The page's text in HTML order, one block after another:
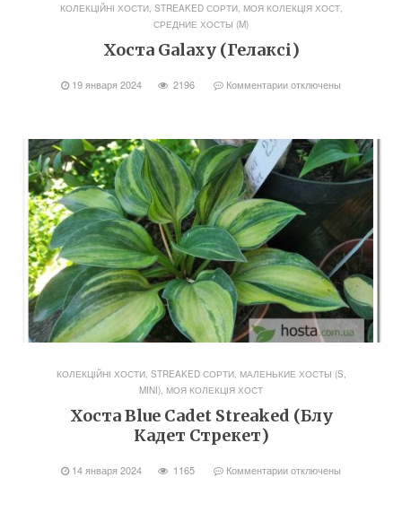
КОЛЕКЦІЙНІ ХОСТИ, STREAKED СОРТИ, МОЯ КОЛЕКЦІЯ ХОСТ,
СРЕДНИЕ ХОСТЫ (M)
Хоста Galaxy (Гелаксі)
19 января 2024 2196 Комментарииотключены
КОЛЕКЦІЙНІ ХОСТИ, STREAKED СОРТИ, МАЛЕНЬКИЕ ХОСТЫ (S,
MINI), МОЯ КОЛЕКЦІЯ ХОСТ
Хоста Blue Cadet Streaked (Блу
Кадет Стрекет)
14 января 2024 1165 Комментарииотключены